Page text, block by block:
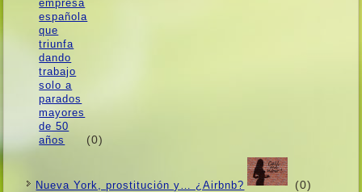
(0)
Nueva York, prostitución y… ¿Airbnb? (0)